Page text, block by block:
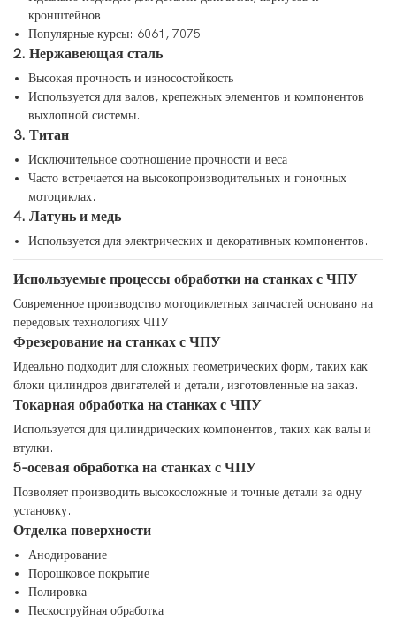
кронштейнов.
Популярные курсы: 6061, 7075
2. Нержавеющая сталь
Высокая прочность и износостойкость
Используется для валов, крепежных элементов и компонентов
выхлопной системы.
3. Титан
Исключительное соотношение прочности и веса
Часто встречается на высокопроизводительных и гоночных
мотоциклах.
4. Латунь и медь
Используется для электрических и декоративных компонентов.
Используемые процессы обработки на станках с ЧПУ
Современное производство мотоциклетных запчастей основано на
передовых технологиях ЧПУ:
Фрезерование на станках с ЧПУ
Идеально подходит для сложных геометрических форм, таких как
блоки цилиндров двигателей и детали, изготовленные на заказ.
Токарная обработка на станках с ЧПУ
Используется для цилиндрических компонентов, таких как валы и
втулки.
5-осевая обработка на станках с ЧПУ
Позволяет производить высокосложные и точные детали за одну
установку.
Отделка поверхности
Анодирование
Порошковое покрытие
Полировка
Пескоструйная обработка